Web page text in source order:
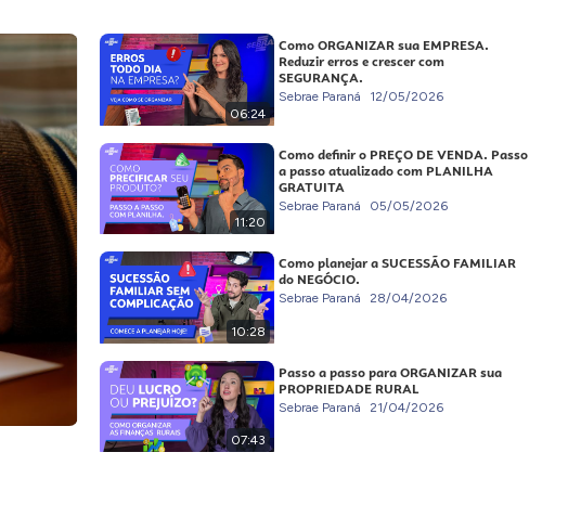
06:24
Como ORGANIZAR sua EMPRESA.
Reduzir erros e crescer com
SEGURANÇA.
Sebrae Paraná 12/05/2026
11:20
Como definir o PREÇO DE VENDA. Passo
a passo atualizado com PLANILHA
GRATUITA
Sebrae Paraná 05/05/2026
10:28
Como planejar a SUCESSÃO FAMILIAR
do NEGÓCIO.
Sebrae Paraná 28/04/2026
07:43
Passo a passo para ORGANIZAR sua
PROPRIEDADE RURAL
Sebrae Paraná 21/04/2026